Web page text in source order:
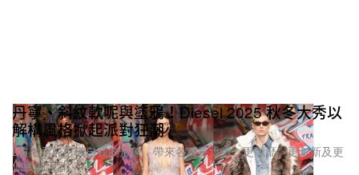
丹寧、斜紋軟呢與塗鴉！Diesel 2025 秋冬大秀以
解構風格掀起派對狂潮
L貫徹勇於打破自我的形象，帶來各種更大膽、更頹靡、更創新及更
低腰的設計。